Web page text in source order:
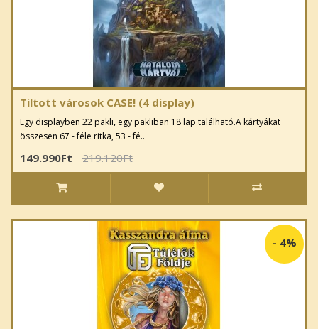
Tiltott városok CASE! (4 display)
Egy displayben 22 pakli, egy pakliban 18 lap található.A kártyákat
összesen 67 - féle ritka, 53 - fé..
149.990Ft 219.120Ft
- 4%